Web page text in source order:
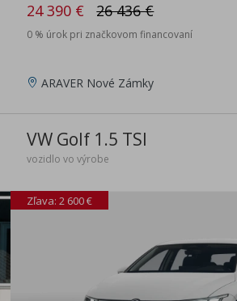
24 390 € 26 436 €
0 % úrok pri značkovom financovaní
ARAVER Nové Zámky
VW Golf 1.5 TSI
vozidlo vo výrobe
Zľava: 2 600 €